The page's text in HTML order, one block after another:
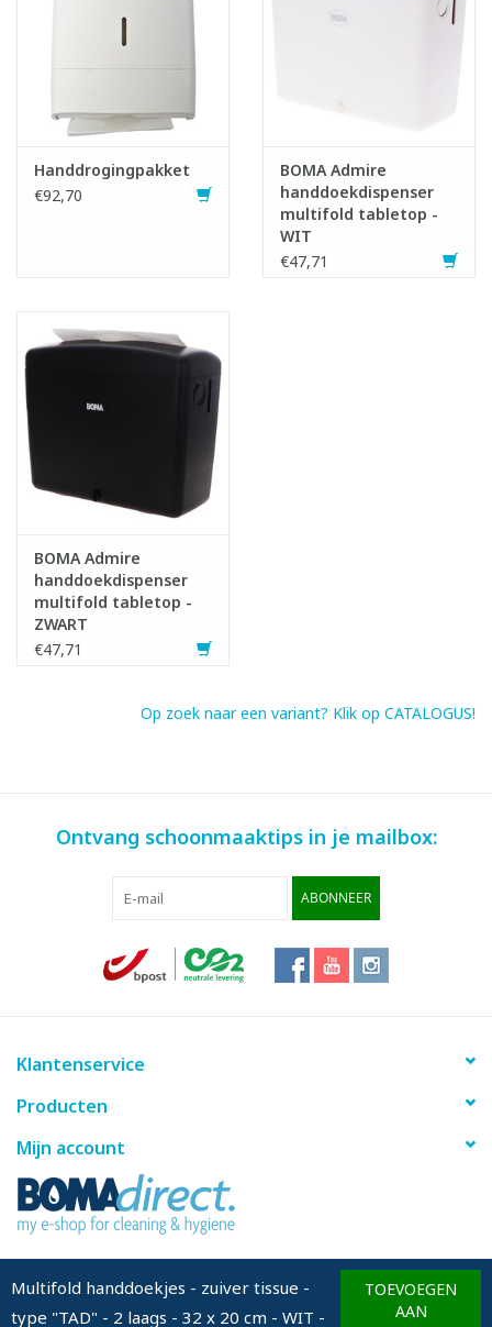
Multifold handdoekjes - zuiver tissue -
type "TAD" - 2 laags - 32 x 20 cm - WIT -
TOEVOEGEN
AAN
Handdrogingpakket
€92,70
BOMA Admire
handdoekdispenser
multifold tabletop -
WIT
€47,71
BOMA Admire
handdoekdispenser
multifold tabletop -
ZWART
€47,71
Op zoek naar een variant? Klik op CATALOGUS!
Ontvang schoonmaaktips in je mailbox:
ABONNEER
Klantenservice
Producten
Mijn account
info@bomadirect.eu